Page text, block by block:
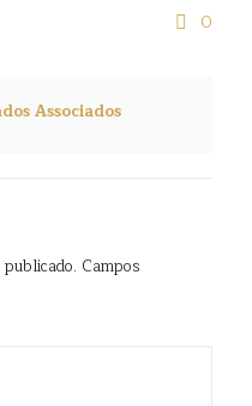
0
Associados
Campos